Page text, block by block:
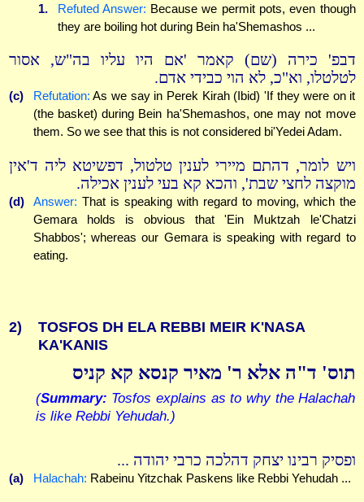
1. Refuted Answer: Because we permit pots, even though
they are boiling hot during Bein ha'Shemashos ...
דבפ' כירה (שם) קאמר 'אם היו עליו בה"ש, אסור
לטלטלו, וא"כ, לא הוי כבידי אדם.
(c) Refutation: As we say in Perek Kirah (Ibid) 'If they were on it
(the basket) during Bein ha'Shemashos, one may not move
them. So we see that this is not considered bi'Yedei Adam.
ויש לומר, דהתם מיירי לענין טלטול, דפשיטא ליה ד'אין
מוקצה לחצי שבת', והכא קא בעי לענין אכילה.
(d) Answer: That is speaking with regard to moving, which the
Gemara holds is obvious that 'Ein Muktzah le'Chatzi
Shabbos'; whereas our Gemara is speaking with regard to
eating.
2)
TOSFOS DH ELA REBBI MEIR K'NASA
KA'KANIS
תוס' ד"ה אלא ר' מאיר קנסא קא קניס
(Summary: Tosfos explains as to why the Halachah
is like Rebbi Yehudah.)
ופסיק רבינו יצחק דהלכה כרבי יהודה ...
(a) Halachah: Rabeinu Yitzchak Paskens like Rebbi Yehudah ...